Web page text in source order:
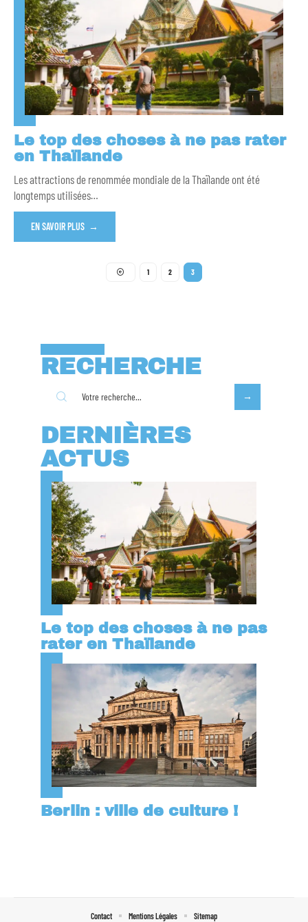
Le top des choses à ne pas rater
en Thaïlande
Les attractions de renommée mondiale de la Thaïlande ont été
longtemps utilisées…
EN SAVOIR PLUS
1 2 3
RECHERCHE
DERNIÈRES
ACTUS
Le top des choses à ne pas
rater en Thaïlande
Berlin : ville de culture !
Contact Mentions Légales Sitemap